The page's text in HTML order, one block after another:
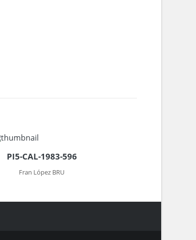
PI5-CAL-1983-596
Fran López BRU